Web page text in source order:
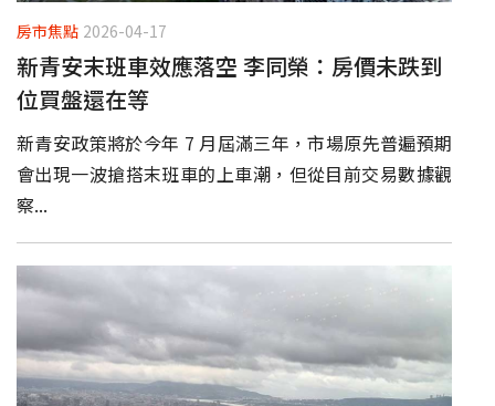
房市焦點 2026-04-17
新青安末班車效應落空 李同榮：房價未跌到
位買盤還在等
新青安政策將於今年 7 月屆滿三年，市場原先普遍預期
會出現一波搶搭末班車的上車潮，但從目前交易數據觀
察...